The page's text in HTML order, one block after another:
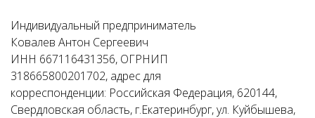
Индивидуальный предприниматель
Ковалев Антон Сергеевич
ИНН 667116431356, ОГРНИП
318665800201702, адрес для
корреспонденции: Российская Федерация, 620144,
Свердловская область, г.Екатеринбург, ул. Куйбышева,